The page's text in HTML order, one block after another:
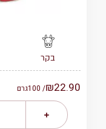
בקר
₪22.90
/ 100 גרם